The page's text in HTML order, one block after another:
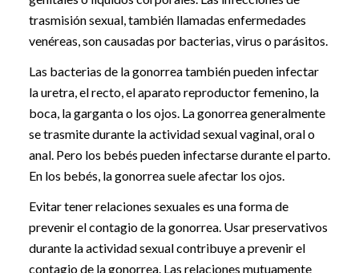
trasmisión sexual, también llamadas enfermedades
venéreas, son causadas por bacterias, virus o parásitos.
Las bacterias de la gonorrea también pueden infectar
la uretra, el recto, el aparato reproductor femenino, la
boca, la garganta o los ojos. La gonorrea generalmente
se trasmite durante la actividad sexual vaginal, oral o
anal. Pero los bebés pueden infectarse durante el parto.
En los bebés, la gonorrea suele afectar los ojos.
Evitar tener relaciones sexuales es una forma de
prevenir el contagio de la gonorrea. Usar preservativos
durante la actividad sexual contribuye a prevenir el
contagio de la gonorrea. Las relaciones mutuamente